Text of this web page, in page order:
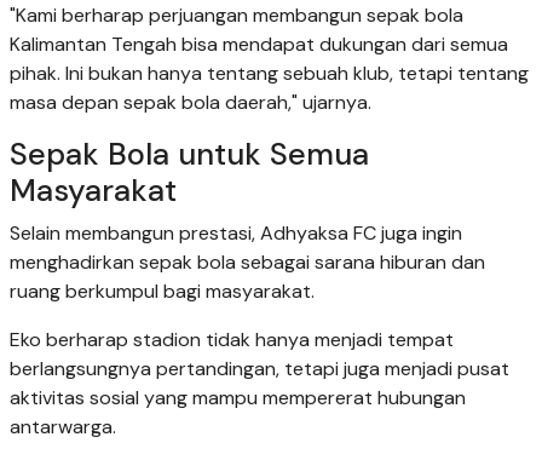
"Kami berharap perjuangan membangun sepak bola
Kalimantan Tengah bisa mendapat dukungan dari semua
pihak. Ini bukan hanya tentang sebuah klub, tetapi tentang
masa depan sepak bola daerah," ujarnya.
Sepak Bola untuk Semua
Masyarakat
Selain membangun prestasi, Adhyaksa FC juga ingin
menghadirkan sepak bola sebagai sarana hiburan dan
ruang berkumpul bagi masyarakat.
Eko berharap stadion tidak hanya menjadi tempat
berlangsungnya pertandingan, tetapi juga menjadi pusat
aktivitas sosial yang mampu mempererat hubungan
antarwarga.